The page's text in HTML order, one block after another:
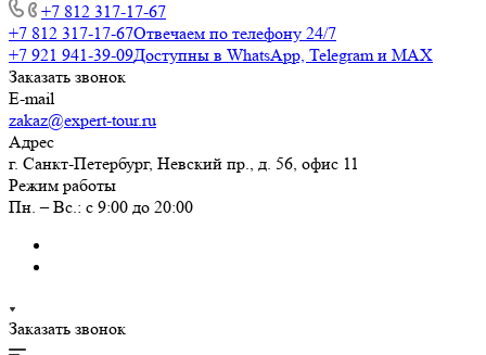
+7 812 317-17-67
+7 812 317-17-67Отвечаем по телефону 24/7
+7 921 941-39-09Доступны в WhatsApp, Telegram и MAX
Заказать звонок
E-mail
zakaz@expert-tour.ru
Адрес
г. Санкт-Петербург, Невский пр., д. 56, офис 11
Режим работы
Пн. – Вс.: с 9:00 до 20:00
Заказать звонок